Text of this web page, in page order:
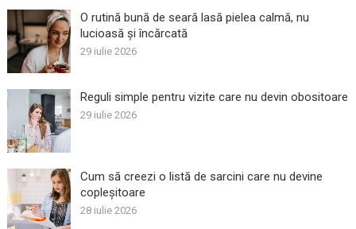
O rutină bună de seară lasă pielea calmă, nu
lucioasă și încărcată
29 iulie 2026
Reguli simple pentru vizite care nu devin obositoare
29 iulie 2026
Cum să creezi o listă de sarcini care nu devine
copleșitoare
28 iulie 2026